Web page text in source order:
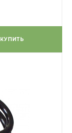
КУПИТЬ